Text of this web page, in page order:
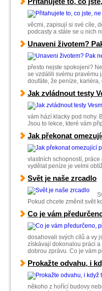
věcmi, zapisují si své cíle,
podcasty a stále se u nich
Unaveni životem?
přesto nejste spokojeni?
se vzdálili svému pravému
doufáte, že peníze,
Jak zvládnout testy
vám hází klacky pod nohy.
Jsou to lekce, které vám
Jak překonat
vlastních schopností,
vydělat peníze je velmi
Svět je naše zrcadlo
Pokud chcete změnit svět
Co je vám
dosahovali svých cílů a vy
získávají dokonalou práci
dobrou zprávu. Co je vám
Prokažte odvahu, i
někoho z hořící budovy